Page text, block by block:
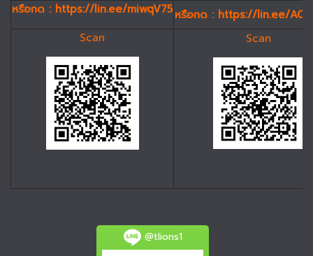
หรือกด : https://lin.ee/miwqV75หรือกด : https://lin.ee/
Scan
Scan
@tlions1